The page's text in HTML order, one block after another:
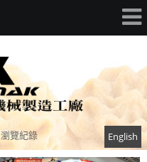
English
瀏覽紀錄